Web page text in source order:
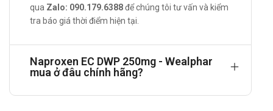
Người quá mẫn với bất cứ thành phần nào có trong sản
Suy gan nặng.
Suy thận nặng.
Loét dạ dày - tá tràng.
qua Zalo: 090.179.6388để chúng tôi tư vấn và kiểm
tra báo giá thời điểm hiện tại.
Naproxen EC DWP 250mg - Wealphar
mua ở đâu chính hãng?